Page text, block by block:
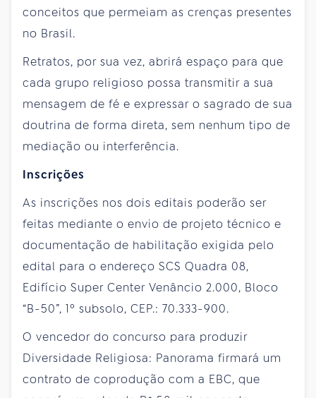
conceitos que permeiam as crenças presentes
no Brasil.
Retratos, por sua vez, abrirá espaço para que
cada grupo religioso possa transmitir a sua
mensagem de fé e expressar o sagrado de sua
doutrina de forma direta, sem nenhum tipo de
mediação ou interferência.
Inscrições
As inscrições nos dois editais poderão ser
feitas mediante o envio de projeto técnico e
documentação de habilitação exigida pelo
edital para o endereço SCS Quadra 08,
Edifício Super Center Venâncio 2.000, Bloco
“B-50”, 1º subsolo, CEP.: 70.333-900.
O vencedor do concurso para produzir
Diversidade Religiosa: Panorama firmará um
contrato de coprodução com a EBC, que